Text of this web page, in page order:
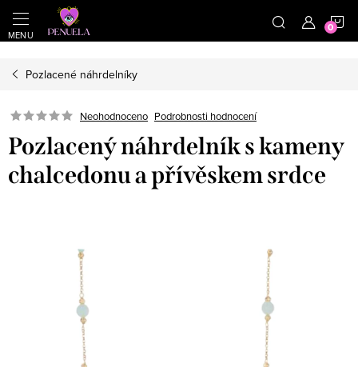
https://cz.pinterest.com/shoppenuela/
Přejít na obsah
Pozlacené náhrdelníky
Neohodnoceno Podrobnosti hodnocení
Pozlacený náhrdelník s kameny
chalcedonu a přívěskem srdce